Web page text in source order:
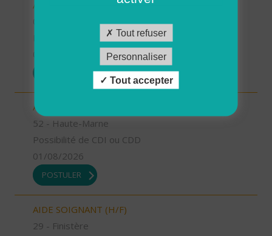
AUXILIAIRE DE VIE SOCIALE (H/F)
06 - Alpes-Maritimes
Possibilité de CDI ou CDD
AIDE SOIGNANT (H/F)
52 - Haute-Marne
Possibilité de CDI ou CDD
01/08/2026
POSTULER
AIDE SOIGNANT (H/F)
29 - Finistère
Tout refuser
Personnaliser
Tout accepter